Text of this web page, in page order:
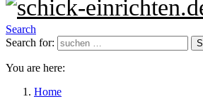
Search
Search for:
You are here:
Home